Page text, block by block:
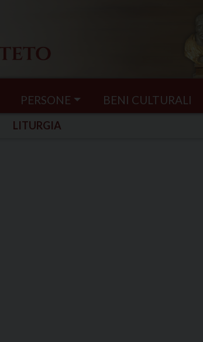
PERSONE BENI CULTURALI
LITURGIA